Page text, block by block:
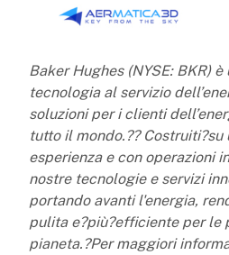
Baker Hughes (NYSE: BKR) è
tecnologia al servizio
soluzioni per i clienti
tutto il mondo.?? Costruiti?su
esperienza e con operazioni
nostre tecnologie e servizi
portando avanti l'energia,
pulita e?più?efficiente per le
pianeta.?Per maggiori